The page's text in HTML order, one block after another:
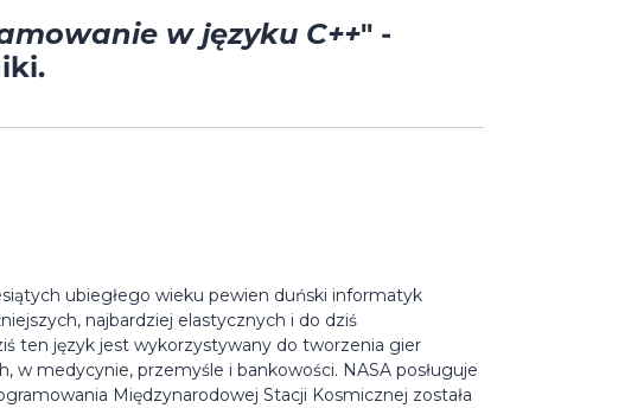
w języku C++" -
ubiegłego wieku pewien duński informatyk
najbardziej elastycznych i do dziś
ten język jest wykorzystywany do tworzenia gier
medycynie, przemyśle i bankowości. NASA posługuje
Międzynarodowej Stacji Kosmicznej została